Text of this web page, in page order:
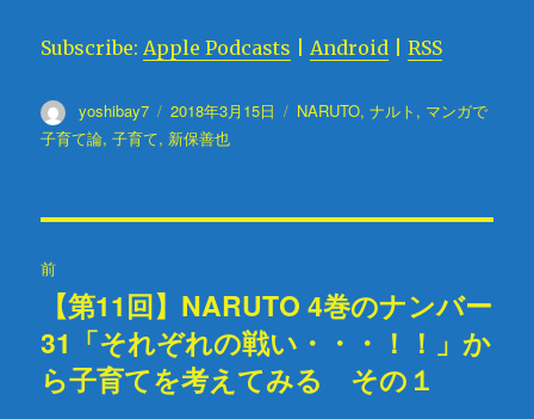
ー
Subscribe:Apple Podcasts |Android |RSS
投
稿
yoshibay7
投
稿
2018年3月15日
タ
NARUTO,ナルト , マンガで
子育て論,子育て, 新保善也
稿
ナ
ビ
前
去
の
【第11回】NARUTO 4巻のナンバー
31「それぞれの戦い・・・！！」か
ら子育てを考えてみる その１